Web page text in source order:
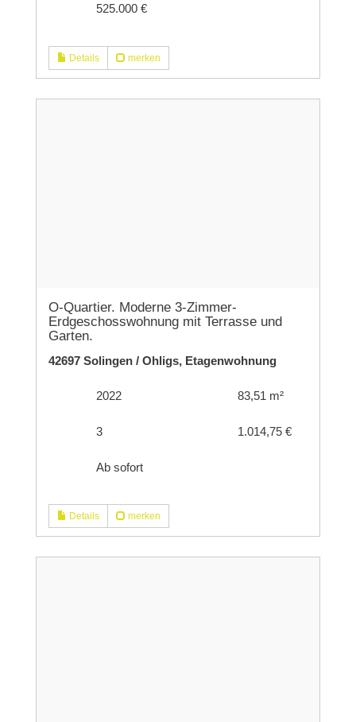
525.000 €
Details merken
O-Quartier. Moderne 3-Zimmer-
Erdgeschosswohnung mit Terrasse und
Garten.
42697 Solingen / Ohligs, Etagenwohnung
2022 83,51 m²
3 1.014,75 €
Ab sofort
Details merken